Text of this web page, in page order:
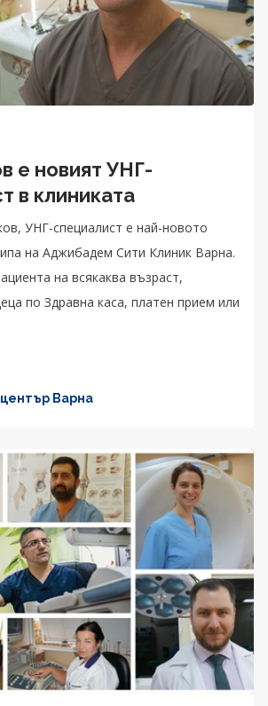
е новият УНГ-
в клиниката
УНГ-специалист е най-новото
на Аджибадем Сити Клиник Варна.
на всякаква възраст,
по Здравна каса, платен прием или
Варна